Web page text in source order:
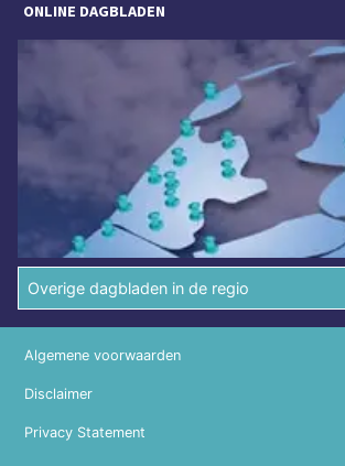
ONLINE DAGBLADEN
Overige dagbladen in de regio
Algemene voorwaarden
Disclaimer
Privacy Statement